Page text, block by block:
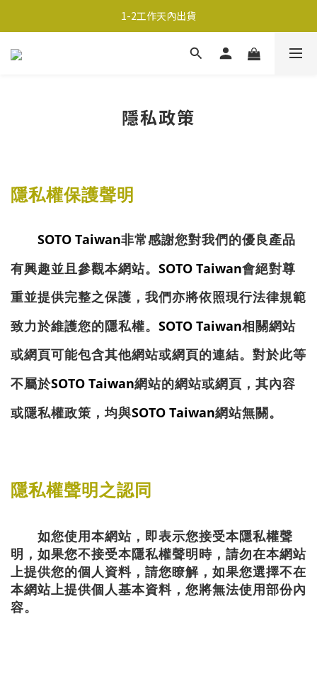
超商取貨690免運；宅配990免運
1-2工作天內出貨
超商取貨690免運；宅配990免運
隱私政策
隱私權保護聲明
SOTO Taiwan非常感謝您對我們的優良產品
有興趣並且參觀本網站。 SOTO Taiwan會絕對尊
重並提供完整之保護，我們亦將依照現行法律規範
致力於維護您的隱私權。 SOTO Taiwan相關網站
或網頁可能包含其他網站或網頁的連結。對於此等
不屬於SOTO Taiwan網站的網站或網頁，其內容
或隱私權政策，均與SOTO Taiwan網站無關。
隱私權聲明之認同
如您使用本網站，即表示您接受本隱私權聲
明，如果您不接受本隱私權聲明時，請勿在本網站
上提供您的個人資料，請您瞭解，如果您選擇不在
本網站上提供個人基本資料，您將無法使用部份內
容。